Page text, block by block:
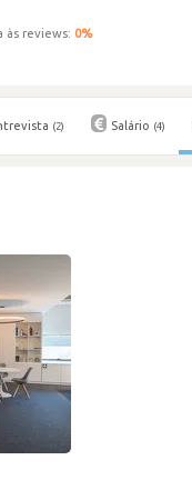
às reviews: 0%
(2) Salário (4)